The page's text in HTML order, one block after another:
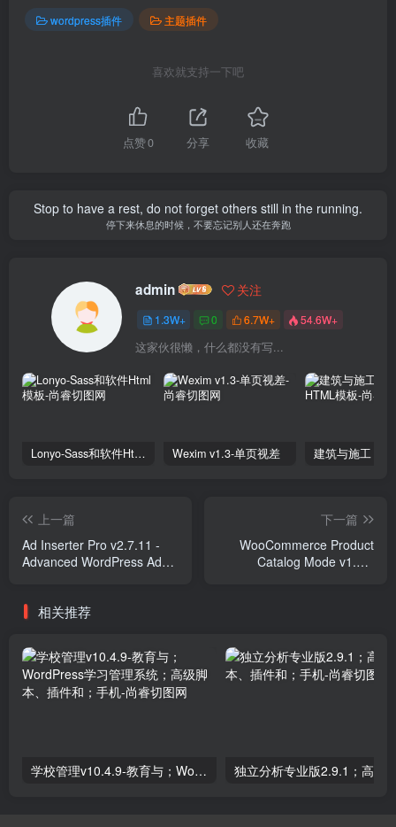
wordpress插件 主题插件
喜欢就支持一下吧
点赞0 分享 收藏
Stop to have a rest, do not forget others still in the running.
停下来休息的时候，不要忘记别人还在奔跑
admin 关注
1.3W+ 0 6.7W+ 54.6W+
这家伙很懒，什么都没有写...
Lonyo-Sass和软件Html模板 Wexim v1.3-单页视差
上一篇
Ad Inserter Pro v2.7.11 -
Advanced WordPress Ads
下一篇
WooCommerce Product
Catalog Mode v1.8.4
相关推荐
学校管理v10.4.9-教育与；WordPress学习管理系统；高级脚本、插件和；手机